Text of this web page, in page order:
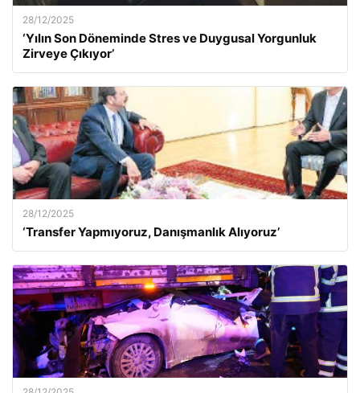
28/12/2025
‘Yılın Son Döneminde Stres ve Duygusal Yorgunluk
Zirveye Çıkıyor’
28/12/2025
‘Transfer Yapmıyoruz, Danışmanlık Alıyoruz’